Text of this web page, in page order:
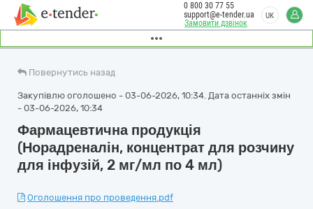
Замовити дзвінок
0 800 30 77 55
support@e-tender.ua
UK
Повернутись назад
Закупівлю оголошено - 03-06-2026, 10:34. Дата останніх змін
- 03-06-2026, 10:34
Фармацевтична продукція
(Норадреналін, концентрат для розчину
для інфузій, 2 мг/мл по 4 мл)
Оголошення про проведення.pdf